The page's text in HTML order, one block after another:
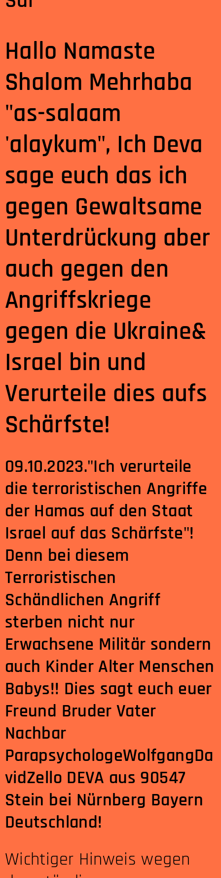
Hallo Namaste
Shalom Mehrhaba
"as-salaam
'alaykum", Ich Deva
sage euch das ich
gegen Gewaltsame
Unterdrückung aber
auch gegen den
Angriffskriege
gegen die Ukraine&
Israel bin und
Verurteile dies aufs
Schärfste!
09.10.2023."Ich verurteile
die terroristischen Angriffe
der Hamas auf den Staat
Israel auf das Schärfste"!
Denn bei diesem
Terroristischen
Schändlichen Angriff
sterben nicht nur
Erwachsene Militär sondern
auch Kinder Alter Menschen
Babys!! Dies sagt euch euer
Freund Bruder Vater
Nachbar
ParapsychologeWolfgangDa
vidZello DEVA aus 90547
Stein bei Nürnberg Bayern
Deutschland!
Wichtiger Hinweis wegen